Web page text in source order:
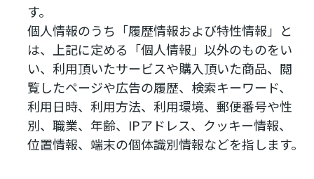
す。
個人情報のうち「履歴情報および特性情報」と
は、上記に定める「個人情報」以外のものをい
い、利用頂いたサービスや購入頂いた商品、閲
覧したページや広告の履歴、検索キーワード、
利用日時、利用方法、利用環境、郵便番号や性
別、職業、年齢、IPアドレス、クッキー情報、
位置情報、端末の個体識別情報などを指します。